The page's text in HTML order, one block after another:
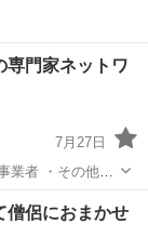
専門家ネットワ
7月27日
業者 ・その他、
僧侶におまかせ